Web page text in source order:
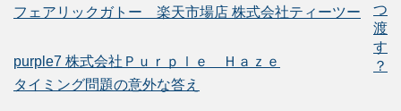
フェアリックガトー 楽天市場店 株式会社ティーツー
purple7 株式会社Ｐｕｒｐｌｅ Ｈａｚｅ
つ
渡
す
？
タイミング問題の意外な答え